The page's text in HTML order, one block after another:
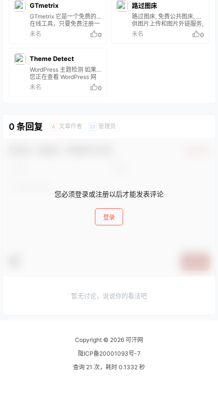
能。 支持的文件和大小
ImgBB 支持JPG、PNG、
BMP、…
方式，即通过在网站上展示
具有针对性的 Google 广告
来获得收益。 Google
AdSense 平台，您可以立
告客户之间的关系。
Google AdSen…
GTmetrix
GTmetrix 它是一个免费的
在线工具，只要免费注册一
个账号，就可以测试你网站
的性能。你可以输入网址进
GTmetrix的高级产品，可为
你的测试提供更高的优先级
和一些额外功能。基本计划
是免费的，可定时监视3个
网址（仅限加拿大温哥华，
未名 0
路过图床
路过图床, 免费公共图床, 提
供图片上传和图片外链服务,
原图保存, 全球CDN加速。
路过图床官网
未名 0
Theme Detect
WordPress 主题检测 如果
您正在查看 WordPress 网
站，您很可能会找到正在使
用的主题。 什么是
题将影响（但不决定）访问
者如何看待该网站。主题包
未名 0
0 条回复 A 文章作者 M 管理员
您必须登录或注册以后才能发表评论
登录
暂无讨论，说说你的看法吧
Copyright © 2026 可汗网
陇ICP备20001093号-7
查询 21 次，耗时 0.1332 秒